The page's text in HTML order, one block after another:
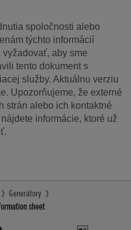
spoločnosti alebo
týchto informácií
aby sme
tento dokument s
služby. Aktuálnu verziu
Upozorňujeme, že externé
strán alebo ich kontaktné
informácie, ktoré už
Generátory
sheet